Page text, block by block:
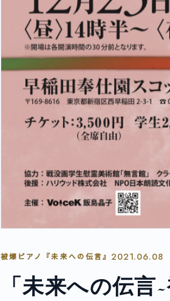
被爆ピアノ『未来への伝言』2021.06.08
「未来への伝言